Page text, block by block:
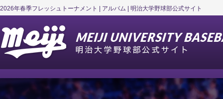
2026年春季フレッシュトーナメント | アルバム | 明治大学野球部公式サイト